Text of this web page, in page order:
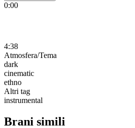
0:00
4:38
Atmosfera/Tema
dark
cinematic
ethno
Altri tag
instrumental
Brani simili